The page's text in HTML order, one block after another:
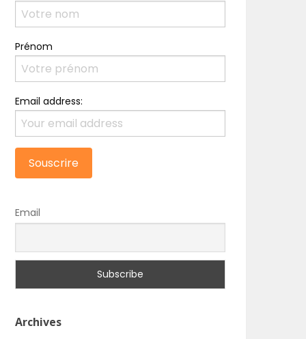
Prénom
Email address:
Email
Archives